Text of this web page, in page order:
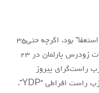
برجسته‌ترین شعار این تظاهرات “حکومت ساکوگلو – استعفا” بود، اگرچه حتی۳۵
روز بیش‌تر از عمر این حکومت نگذشته است. انتخابات زودرس پارلمان در ۲۳
راست‌گرای پیروز
“UBP”، بتواند با کمک حزب راست میانه، “‌DP” و حزب راست افراطی “YDP”،